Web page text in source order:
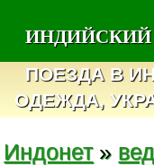
ПОЕЗДА В
ОДЕЖДА,
Индонет»